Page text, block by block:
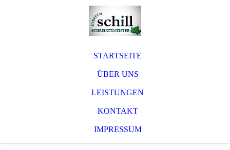
STARTSEITE
ÜBER UNS
LEISTUNGEN
KONTAKT
IMPRESSUM